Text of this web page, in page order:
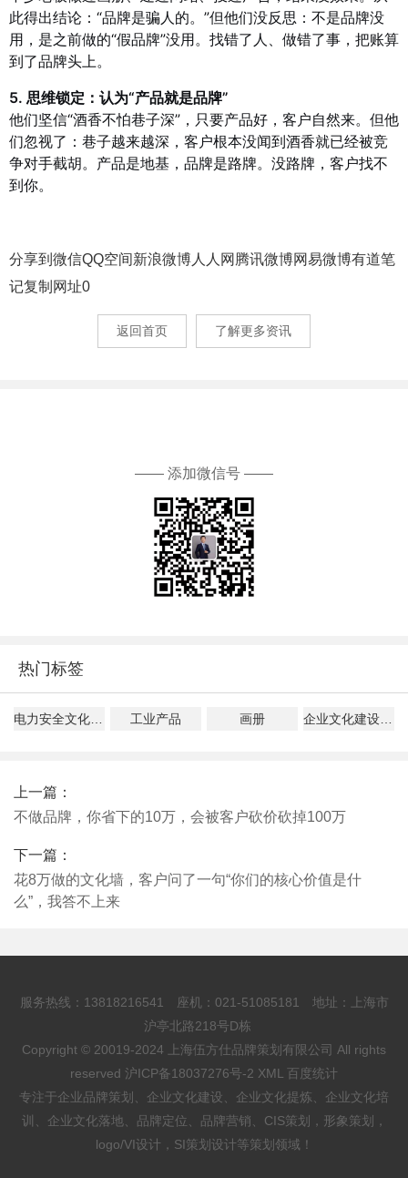
此得出结论：“品牌是骗人的。”但他们没反思：不是品牌没
用，是之前做的“假品牌”没用。找错了人、做错了事，把账算
到了品牌头上。
5. 思维锁定：认为“产品就是品牌”
他们坚信“酒香不怕巷子深”，只要产品好，客户自然来。但他
们忽视了：巷子越来越深，客户根本没闻到酒香就已经被竞
争对手截胡。产品是地基，品牌是路牌。没路牌，客户找不
到你。
分享到 微信QQ空间新浪微博 人人网 腾讯微博网易微博有道笔
记复制网址0
返回首页 了解更多资讯
—— 添加微信号 ——
热门标签
工业产品 画册
上一篇：
不做品牌，你省下的10万，会被客户砍价砍掉100万
下一篇：
花8万做的文化墙，客户问了一句“你们的核心价值是什
么”，我答不上来
服务热线：13818216541 座机：021-51085181 地址：上海市
沪亭北路218号D栋
Copyright © 20019-2024 上海伍方仕品牌策划有限公司 All rights
reserved 沪ICP备18037276号-2 XML 百度统计
专注于企业品牌策划、企业文化建设、企业文化提炼、企业文化培
训、企业文化落地、品牌定位、品牌营销、CIS策划，形象策划，
logo/VI设计，SI策划设计等策划领域！